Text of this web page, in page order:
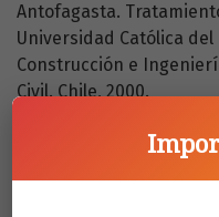
Antofagasta.
Universidad Católica
Construcción e
Civil. Chile, 2000.
Asphalt Institute. A
Manual Series No. 19